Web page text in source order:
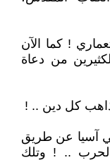
! كما الآن
من دعاة
كل دين .. !
آسيا عن طريق
.. ! وتلك